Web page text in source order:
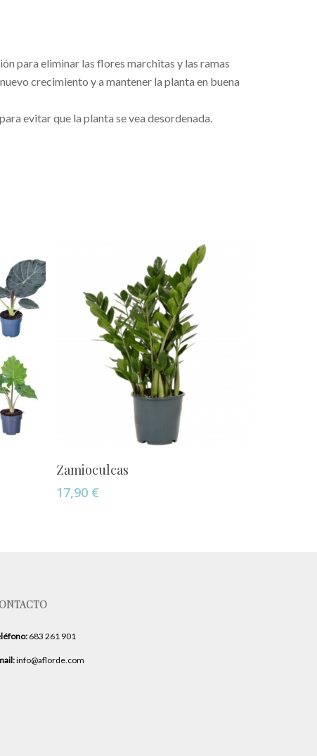
para eliminar las flores marchitas y las ramas
crecimiento y a mantener la planta en buena
evitar que la planta se vea desordenada.
Zamioculcas
17,90 €
683 261 901
info@aflorde.com